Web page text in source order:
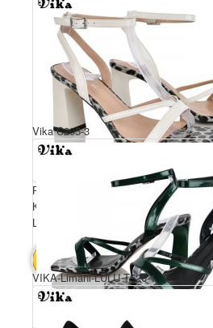
Розмірний ряд: 36-40
Комплектація ящика: 6
Ціна за пару: 750 грн.
В КОШИК 4500 грн.
Vika C205-3
VIKA-Limani-LULU T520-1